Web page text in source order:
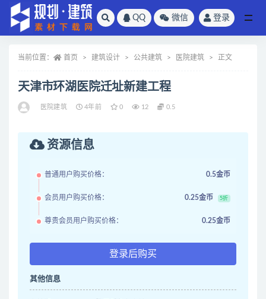
QQ 微信 登录
当前位置： 首页 建筑设计 公共建筑 医院建筑 正文
天津市环湖医院迁址新建工程
医院建筑 4年前 0 12 0.5
资源信息
普通用户购买价格： 0.5金币
会员用户购买价格： 0.25金币 5折
尊贵会员用户购买价格： 0.25金币
登录后购买
其他信息
全部